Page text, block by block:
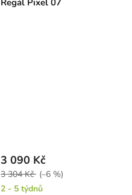
Regál Pixel 07
3 090 Kč
3 304 Kč (–6 %)
2 - 5 týdnů